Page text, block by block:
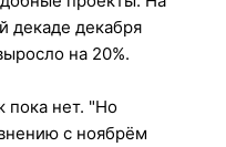
декаде декабря
на 20%.
пока нет. "Но
с ноябрём